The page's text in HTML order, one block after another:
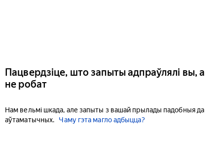
Пацвердзіце, што запыты адпраўлялі вы, а
не робат
Нам вельмі шкада, але запыты з вашай прылады падобныя да
аўтаматычных.
Чаму гэта магло адбыцца?